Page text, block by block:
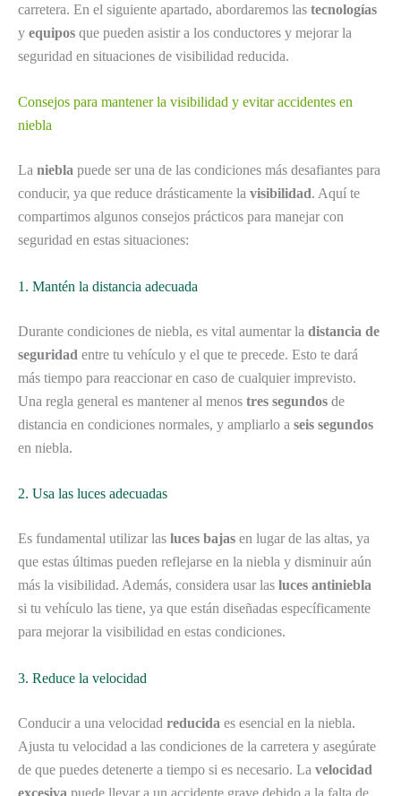
carretera. En el siguiente apartado, abordaremos las tecnologías
y equipos que pueden asistir a los conductores y mejorar la
seguridad en situaciones de visibilidad reducida.
Consejos para mantener la visibilidad y evitar accidentes en
niebla
La niebla puede ser una de las condiciones más desafiantes para
conducir, ya que reduce drásticamente la visibilidad. Aquí te
compartimos algunos consejos prácticos para manejar con
seguridad en estas situaciones:
1. Mantén la distancia adecuada
Durante condiciones de niebla, es vital aumentar la distancia de
seguridad entre tu vehículo y el que te precede. Esto te dará
más tiempo para reaccionar en caso de cualquier imprevisto.
Una regla general es mantener al menos tres segundos de
distancia en condiciones normales, y ampliarlo a seis segundos
en niebla.
2. Usa las luces adecuadas
Es fundamental utilizar las luces bajas en lugar de las altas, ya
que estas últimas pueden reflejarse en la niebla y disminuir aún
más la visibilidad. Además, considera usar las luces antiniebla
si tu vehículo las tiene, ya que están diseñadas específicamente
para mejorar la visibilidad en estas condiciones.
3. Reduce la velocidad
Conducir a una velocidad reducida es esencial en la niebla.
Ajusta tu velocidad a las condiciones de la carretera y asegúrate
de que puedes detenerte a tiempo si es necesario. La velocidad
excesiva puede llevar a un accidente grave debido a la falta de